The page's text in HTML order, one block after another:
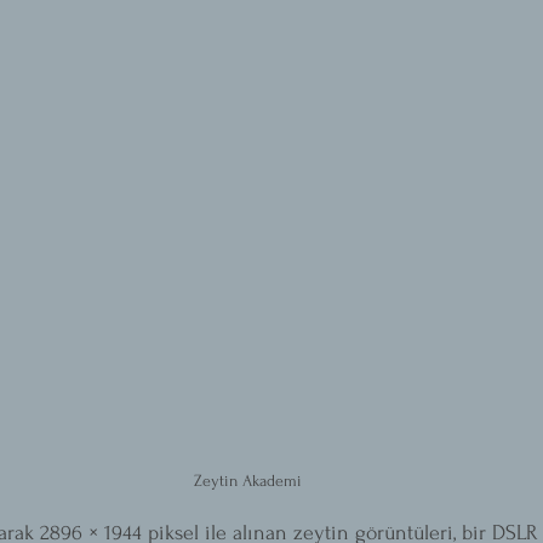
Zeytin Akademi
2896 × 1944 piksel ile alınan zeytin görüntüleri, bir